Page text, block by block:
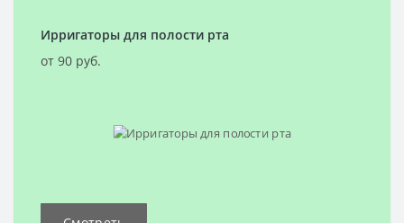
Ирригаторы для полости рта
от 90 руб.